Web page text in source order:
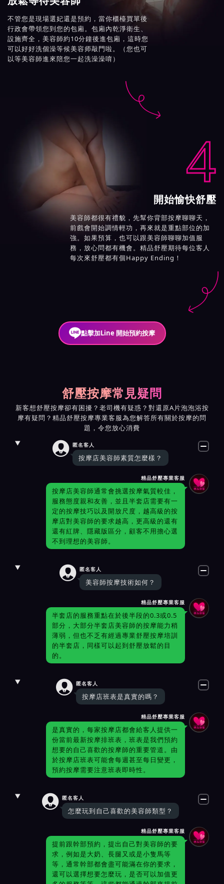
不管您是現場選妃還是預約，當你櫃檯買單後
行政會帶領您到您的包廂。包廂內乾淨衛生、
設施齊全，美容師約10分鐘後進包廂，這時您
可以好好洗個澡等候美容师敲門啦。（您也可
以等美容師進來陪您一起洗澡澡唷）

4
開始愉快舒壓
美容師都很有禮貌，先幫你背部按摩聊聊天，
前戲會開始調情輕功，再來就是重點部位的加
強。如果預算，也可以跟美容師聊聊加值服
務，放心問都有機會。精品舒壓期待每位客人
每次來舒壓都有個Happy Ending！
點擊加Line 開始預約按摩
舒壓按摩常見疑問
新客想舒壓按摩卻有困擾？老司機有疑惑？對還原A片泡泡浴按
摩有疑問？精品舒壓按摩專業客服為您解答所有關於按摩的問
題，令您放心消費
 匿名客人
按摩店美容師素質怎麼樣？
精品舒壓專業客服
按摩店美容師通常會挑選按摩氣質較佳，
服務態度親和友善，並且半套店需要有一
定的按摩技巧以及開放尺度，越高級的按
摩店對美容師的要求越高，更高級的還有
還有紅牌、隱藏版區分，顧客不用擔心選
不到理想的美容師。
 匿名客人
美容師按摩技術如何？
精品舒壓專業客服
半套店的服務重點在於後半段的0.3或0.5
部分，大部分半套店美容師的按摩能力稍
薄弱，但也不乏有經過專業舒壓按摩培訓
的半套店，同樣可以起到舒壓放鬆的目
的。
 匿名客人
按摩店班表是真實的嗎？
精品舒壓專業客服
是真實的，每家按摩店都會給客人提供一
份當前最新按摩排班表，班表是我們預約
想要的自己喜歡的按摩師的重要管道。由
於按摩店班表可能會每週甚至每日變更，
預約按摩需要注意班表即時性。
 匿名客人
怎麼玩到自己喜歡的美容師類型？
精品舒壓專業客服
提前跟幹部預約，提出自己對美容師的要
求，例如是大奶、長腿又或是小隻馬等
等，通常幹部都會盡可能滿在你的要求，
還可以選擇想要怎麼玩，是否可以加值更